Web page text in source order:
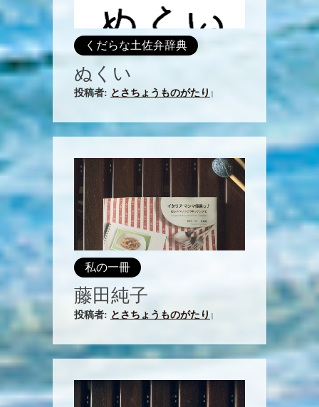
くだらな土佐弁辞典
ぬくい
投稿者: とさちょうものがたり
私の一冊
藤田純子
投稿者: とさちょうものがたり